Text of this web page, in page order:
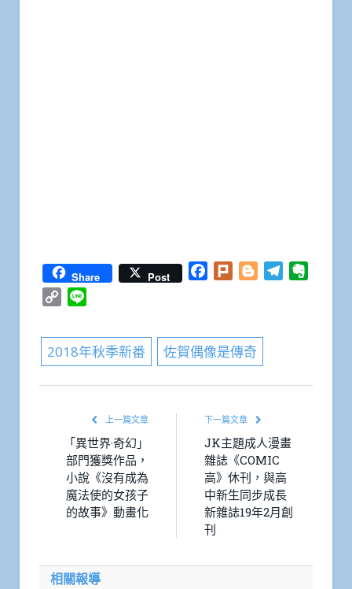
Share Post Facebook
Plurk BloggerTelegram
Copy
2018年秋季新番 佐賀偶像是傳奇
上一篇文章
「異世界·奇幻」
部門獲獎作品，
小說《沒有成為
魔法使的女孩子
的故事》動畫化
下一篇文章
JK主題成人漫畫
雜誌《COMIC
高》休刊，與高
中新生同步成長
新雜誌19年2月創
刊
相關報導